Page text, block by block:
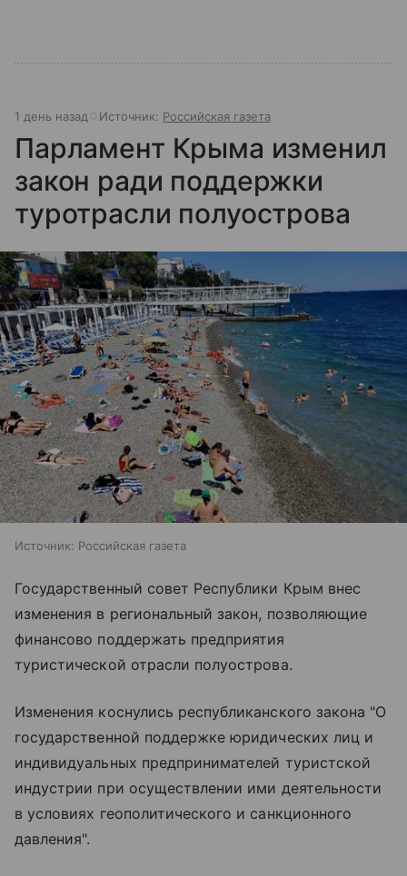
1 день назад Источник: Российская газета
Парламент Крыма изменил
закон ради поддержки
туротрасли полуострова
Источник: Российская газета
Государственный совет Республики Крым внес
изменения в региональный закон, позволяющие
финансово поддержать предприятия
туристической отрасли полуострова.
Изменения коснулись республиканского закона "О
государственной поддержке юридических лиц и
индивидуальных предпринимателей туристской
индустрии при осуществлении ими деятельности
в условиях геополитического и санкционного
давления".